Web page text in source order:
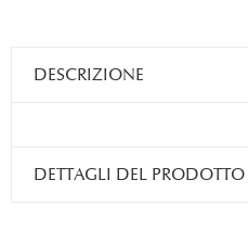
DESCRIZIONE
DETTAGLI DEL PRODOTTO